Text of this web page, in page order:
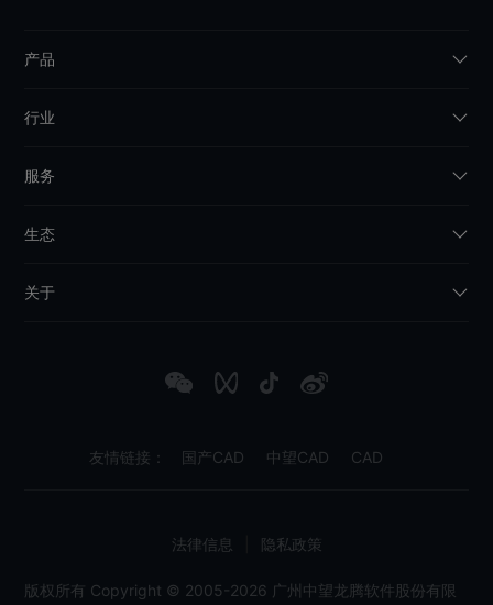
产品
行业
服务
生态
关于
友情链接： 国产CAD 中望CAD CAD
版权所有 Copyright © 2005-2026 广州中望龙腾软件股份有限
法律信息 隐私政策